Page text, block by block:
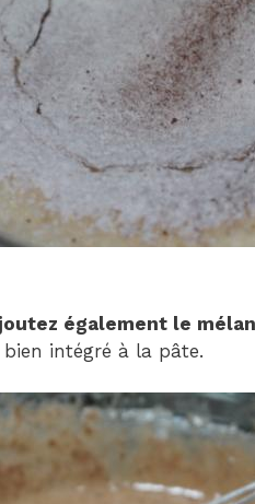
également le
intégré à la pâte.